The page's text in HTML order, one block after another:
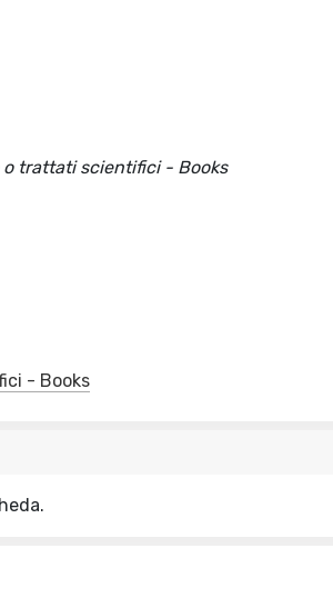
o trattati scientifici - Books
- Books